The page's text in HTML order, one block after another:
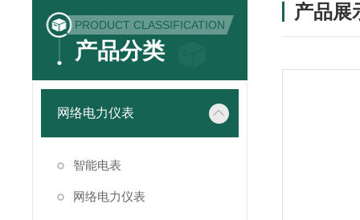
PRODUCT CLASSIFICATION
产品分类
网络电力仪表
智能电表
网络电力仪表
产品展